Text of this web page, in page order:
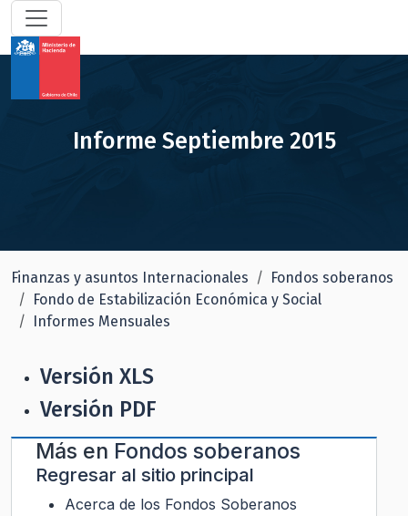
Informe Septiembre 2015
Finanzas y asuntos Internacionales
Fondos soberanos
Fondo de Estabilización Económica y Social
Informes Mensuales
Versión XLS
Versión PDF
Más en Fondos soberanos
Regresar al sitio principal
Acerca de los Fondos Soberanos